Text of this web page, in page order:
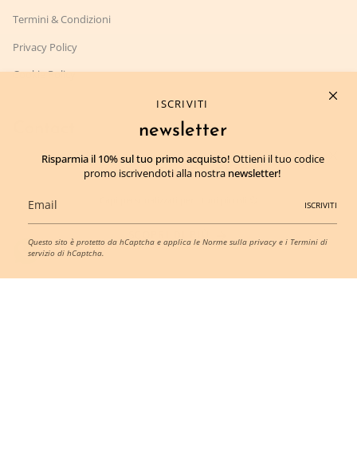
"MOM" EXPERIENCE
SCOPRI DI PIÙ
ISCRIVITI
newsletter
Risparmia il 10% sul tuo primo acquisto! Ottieni il tuo codice
promo iscrivendoti alla nostra newsletter!
ISCRIVITI
Questo sito è protetto da hCaptcha e applica le Norme sulla privacy e i Termini di
servizio di hCaptcha.
Termini & Condizioni
Privacy Policy
Cookie Policy
MOM TO BE21 DI GUARRIELLO LUDOVICA
IT09599491215
CF:GRRLVC92R50F839S
amm.momtobe21@gmail.com
‪+393893473138‬